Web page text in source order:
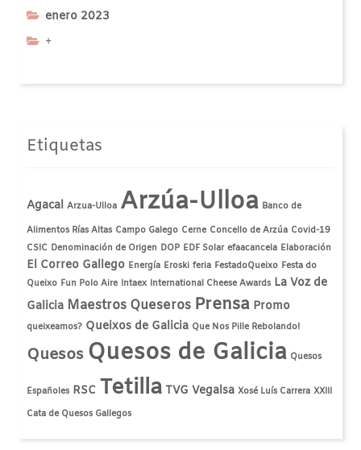
enero 2023
+
Etiquetas
Agacal Arzua-Ulloa Arzúa-Ulloa Banco de
Alimentos Rías Altas Campo Galego Cerne Concello de Arzúa Covid-19
CSIC Denominación de Origen DOP EDF Solar efaacancela Elaboración
El Correo Gallego Energía Eroski feria FestadoQueixo Festa do
Queixo Fun Polo Aire Intaex International Cheese Awards La Voz de
Galicia Maestros Queseros Prensa Promo
queixeamos? Queixos de Galicia Que Nos Pille Rebolando!
Quesos Quesos de Galicia Quesos
Españoles RSC Tetilla TVG Vegalsa Xosé Luís Carrera XXIII
Cata de Quesos Gallegos